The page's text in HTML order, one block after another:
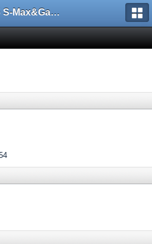
Клуб S-Max&Galaxy